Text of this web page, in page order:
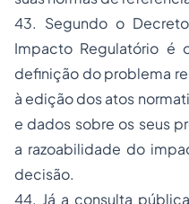
43. Segundo o
Impacto Regulatório é
definição do problema
à edição dos atos
e dados sobre os seus
a razoabilidade do
decisão.
44. Já a consulta